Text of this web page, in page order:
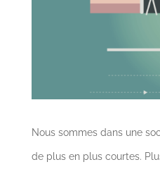
Nous sommes dans une
de plus en plus courtes.